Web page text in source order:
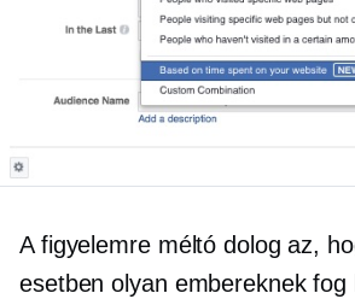
A figyelemre méltó dolog az,
esetben olyan embereknek fog